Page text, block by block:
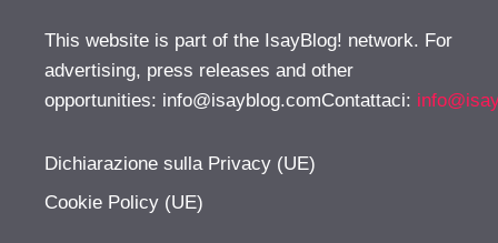
This website is part of the IsayBlog! network. For
advertising, press releases and other
opportunities: info@isayblog.comContattaci:
Dichiarazione sulla Privacy (UE)
Cookie Policy (UE)